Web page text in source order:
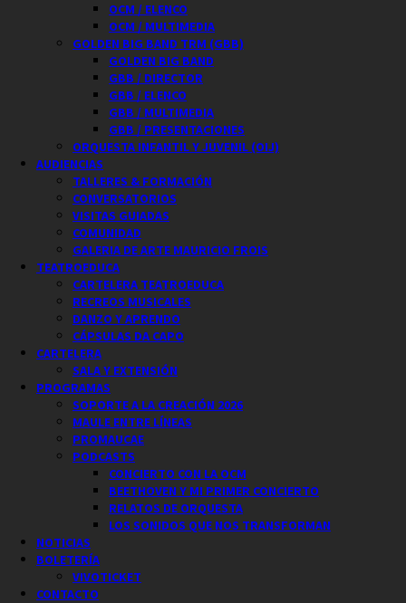
OCM / ELENCO
OCM / MULTIMEDIA
GOLDEN BIG BAND TRM (GBB)
GOLDEN BIG BAND
GBB / DIRECTOR
GBB / ELENCO
GBB / MULTIMEDIA
GBB / PRESENTACIONES
ORQUESTA INFANTIL Y JUVENIL (OIJ)
AUDIENCIAS
TALLERES & FORMACIÓN
CONVERSATORIOS
VISITAS GUIADAS
COMUNIDAD
GALERIA DE ARTE MAURICIO FROIS
TEATROEDUCA
CARTELERA TEATROEDUCA
RECREOS MUSICALES
DANZO Y APRENDO
CÁPSULAS DA CAPO
CARTELERA
SALA Y EXTENSIÓN
PROGRAMAS
SOPORTE A LA CREACIÓN 2026
MAULE ENTRE LÍNEAS
PROMAUCAE
PODCASTS
CONCIERTO CON LA OCM
BEETHOVEN Y MI PRIMER CONCIERTO
RELATOS DE ORQUESTA
LOS SONIDOS QUE NOS TRANSFORMAN
NOTICIAS
BOLETERÍA
VIVOTICKET
CONTACTO